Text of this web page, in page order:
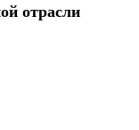
отрасли